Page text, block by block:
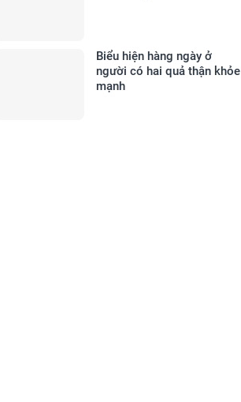
Biểu hiện hàng ngày ở
người có hai quả thận khỏe
mạnh